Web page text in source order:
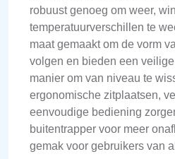
robuust genoeg om weer,
temperatuurverschillen te
maat gemaakt om de vorm
volgen en bieden een
manier om van niveau te
ergonomische zitplaatsen,
eenvoudige bediening
buitentrapper voor meer
gemak voor gebruikers van